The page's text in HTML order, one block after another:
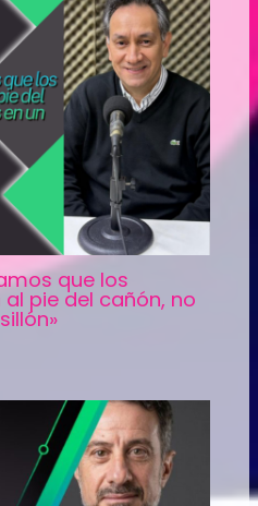
que los
pie del cañón, no